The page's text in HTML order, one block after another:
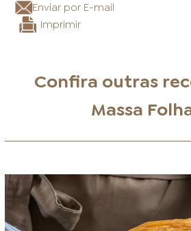
Enviar por E-mail
Imprimir
Confira outras
Massa